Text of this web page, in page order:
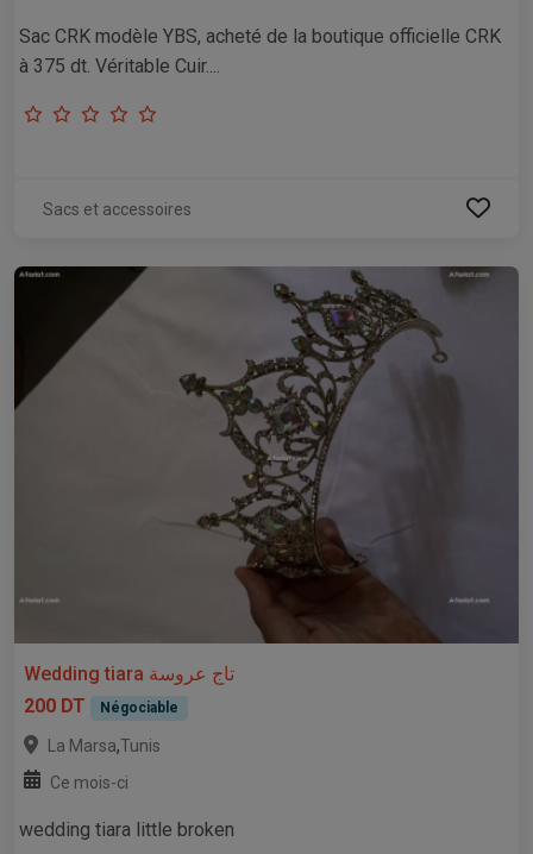
Sac CRK modèle YBS, acheté de la boutique officielle CRK
à 375 dt. Véritable Cuir....
Sacs et accessoires
Wedding tiara تاج عروسة
200 DT
Négociable
La Marsa,Tunis
Ce mois-ci
wedding tiara little broken